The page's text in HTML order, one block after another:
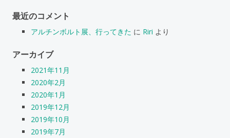
最近のコメント
アルチンボルト展、行ってきた に Riri より
アーカイブ
2021年11月
2020年2月
2020年1月
2019年12月
2019年10月
2019年7月